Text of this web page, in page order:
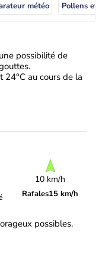
météo Pollens
possibilité de
au cours de la
10 km/h
Rafales15 km/h
possibles.